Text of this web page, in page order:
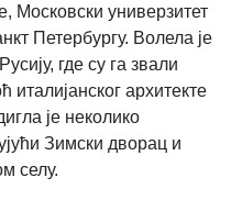
Московски универзитет
Петербургу. Волела је
где су га звали
италијанског архитекте
је неколико
Зимски дворац и
селу.